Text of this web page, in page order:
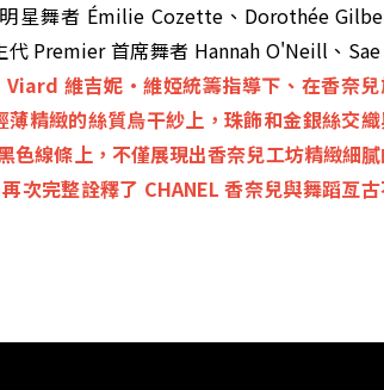
星舞者 Émilie Cozette、Dorothée
Premier 首席舞者 Hannah O'Neill、Sae
維吉妮·維婭統籌指導下、在香奈兒
精緻的絲質烏干紗上，珠飾和金銀絲交
色線條上，不僅展現出香奈兒工坊精緻細
次完整詮釋了 CHANEL 香奈兒與舞蹈亙